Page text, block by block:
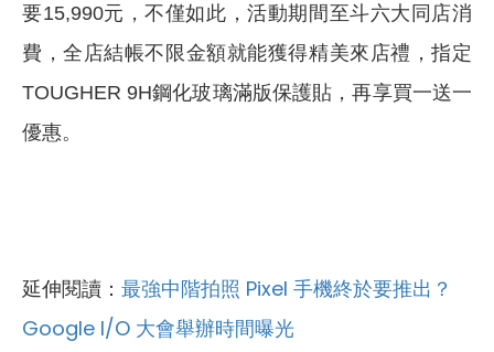
要15,990元，不僅如此，活動期間至斗六大同店消
費，全店結帳不限金額就能獲得精美來店禮，指定
TOUGHER 9H鋼化玻璃滿版保護貼，再享買一送一
優惠。
延伸閱讀： 最強中階拍照 Pixel 手機終於要推出？
Google I/O 大會舉辦時間曝光